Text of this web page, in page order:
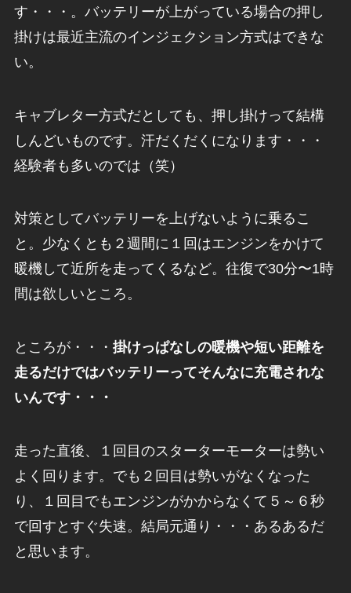
す・・・。バッテリーが上がっている場合の押し
掛けは最近主流のインジェクション方式はできな
い。
キャブレター方式だとしても、押し掛けって結構
しんどいものです。汗だくだくになります・・・
経験者も多いのでは（笑）
対策としてバッテリーを上げないように乗るこ
と。少なくとも２週間に１回はエンジンをかけて
暖機して近所を走ってくるなど。往復で30分〜1時
間は欲しいところ。
ところが・・・ 掛けっぱなしの暖機や短い距離を
走るだけではバッテリーってそんなに充電されな
いんです・・・
走った直後、１回目のスターターモーターは勢い
よく回ります。でも２回目は勢いがなくなった
り、１回目でもエンジンがかからなくて５～６秒
で回すとすぐ失速。結局元通り・・・あるあるだ
と思います。